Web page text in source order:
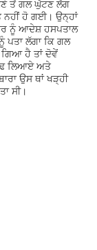
ਤੋਂ ਗਲ ਘੁੱਟਣ ਲੱਗ
ਹੋ ਗਈ। ਉਨ੍ਹਾਂ
ਨੂੰ ਆਦੇਸ਼ ਹਸਪਤਾਲ
ਪਤਾ ਲੱਗਾ ਕਿ ਗਲ
ਹੈ ਤਾਂ ਦੋਵੇਂ
ਲਿਆਏ ਅਤੇ
ਉਸ ਥਾਂ ਖੜ੍ਹੀ
ਸੀ।